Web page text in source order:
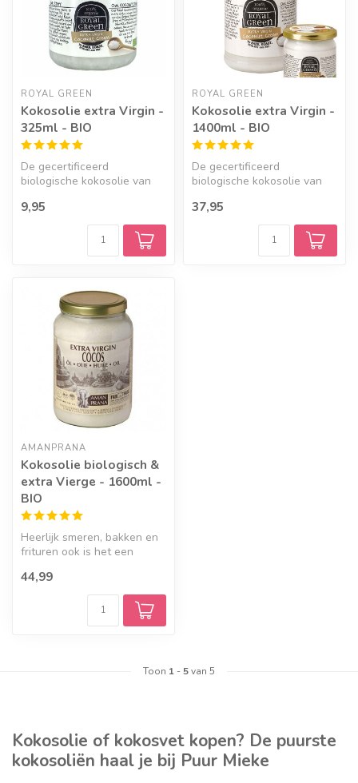
ROYAL GREEN
Kokosolie extra Virgin -
325ml - BIO
De gecertificeerd
biologische kokosolie van
gezonde olie...
9,95
ROYAL GREEN
Kokosolie extra Virgin -
1400ml - BIO
De gecertificeerd
biologische kokosolie van
gezonde olie...
37,95
AMANPRANA
Kokosolie biologisch &
extra Vierge - 1600ml -
BIO
Heerlijk smeren, bakken en
frituren ook is het een
lic...
44,99
Toon 1 -5van 5
Kokosolie of kokosvet kopen? De puurste
kokosoliën haal je bij Puur Mieke